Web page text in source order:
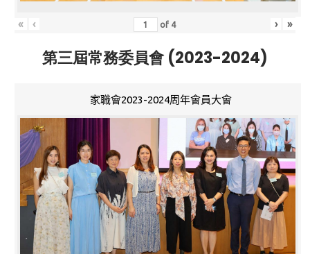
« ‹ of 4 › »
第三屆常務委員會 (2023-2024)
家職會2023-2024周年會員大會